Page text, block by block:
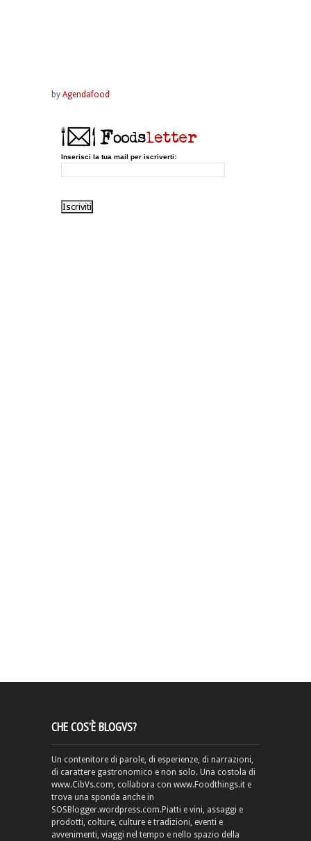
by Agendafood
Inserisci la tua mail per iscriverti:
CHE COS’È BLOGVS?
Un contenitore di parole, di esperienze, di narrazioni,
di carattere gastronomico e non solo. Una costola di
www.CibVs.com, collabora con www.Foodthings.it e
trova una sponda anche in
SOSBlogger.wordpress.com.Piatti e vini, assaggi e
prodotti, colture, culture e tradizioni, eventi e
avvenimenti, viaggi nel tempo e nello spazio della